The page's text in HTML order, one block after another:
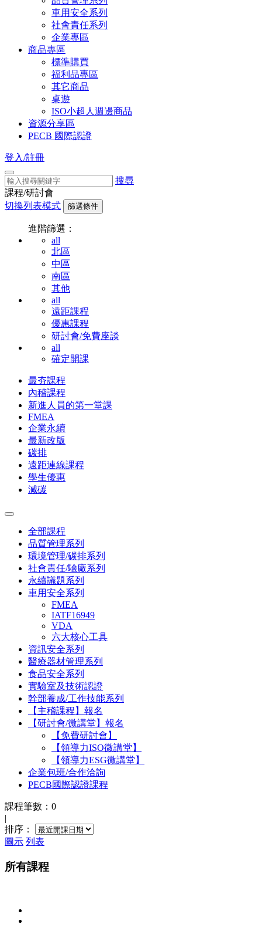
車用安全系列
社會責任系列
企業專區
商品專區
標準購買
福利品專區
其它商品
桌遊
ISO小超人週邊商品
資源分享區
PECB 國際認證
登入/註冊
搜尋
課程/研討會
切換列表模式
篩選條件
進階篩選：
all
北區
中區
南區
其他
all
遠距課程
優惠課程
研討會/免費座談
all
確定開課
最夯課程
內稽課程
新進人員的第一堂課
FMEA
企業永續
最新改版
碳排
遠距連線課程
學生優惠
減碳
全部課程
品質管理系列
環境管理/碳排系列
社會責任/驗廠系列
永續議題系列
車用安全系列
FMEA
IATF16949
VDA
六大核心工具
資訊安全系列
醫療器材管理系列
食品安全系列
實驗室及技術認證
幹部養成/工作技能系列
【主稽課程】報名
【研討會/微講堂】報名
【免費研討會】
【領導力ISO微講堂】
【領導力ESG微講堂】
企業包班/合作洽詢
PECB國際認證課程
課程筆數：0
|
排序：
圖示 列表
所有課程